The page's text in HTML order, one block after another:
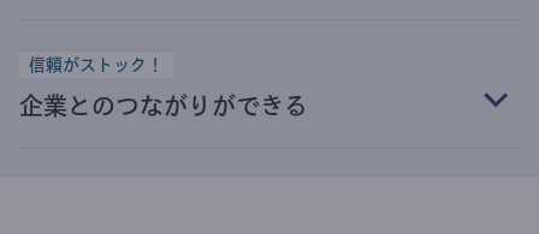
信頼がストック！
企業とのつながりができる